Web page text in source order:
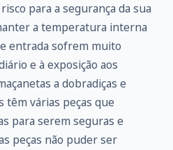
para a segurança da sua
a temperatura interna
entrada sofrem muito
e à exposição aos
a dobradiças e
têm várias peças que
para serem seguras e
peças não puder ser